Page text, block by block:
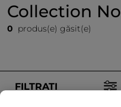
Collection
0 produs(e) găsit(e)
FILTRAȚI